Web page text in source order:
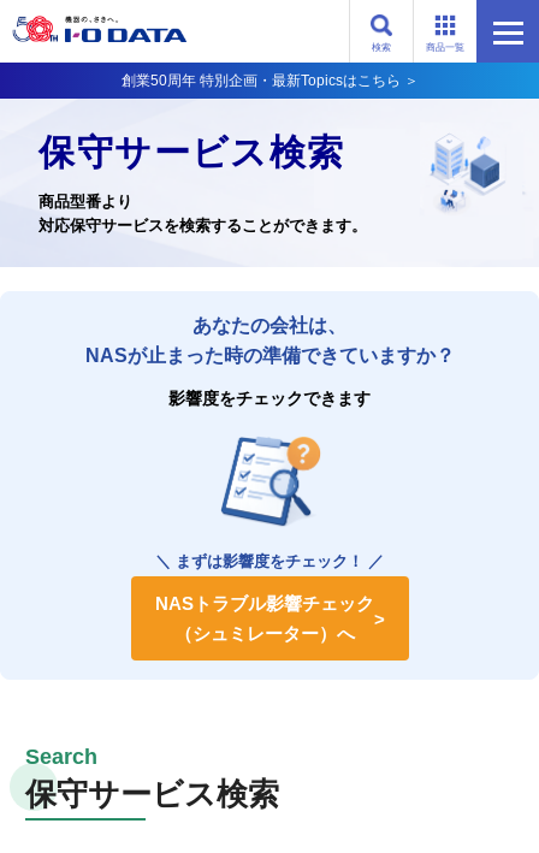
商品一覧
検索
創業50周年 特別企画・最新Topicsはこちら ＞
保守サービス検索
商品型番より
対応保守サービスを検索することができます。
あなたの会社は、
NASが止まった時の準備できていますか？
影響度をチェックできます
＼ まずは影響度をチェック！ ／
NASトラブル影響チェック
（シュミレーター）へ
保守サービス検索